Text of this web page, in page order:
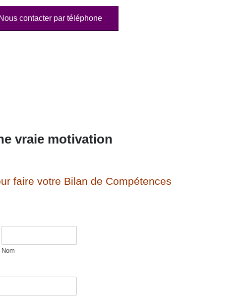
Nous contacter par téléphone
vraie motivation
faire votre Bilan de Compétences
Nom